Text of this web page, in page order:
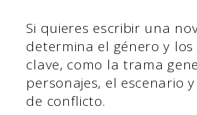
Si quieres escribir una
determina el género y
clave, como la trama
personajes, el escenario
de conflicto.